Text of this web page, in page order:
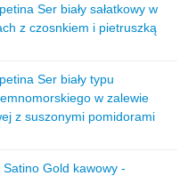
Ser biały sałatkowy w
z czosnkiem i pietruszką
Ser biały typu
w zalewie
z suszonymi pomidorami
Satino Gold kawowy -